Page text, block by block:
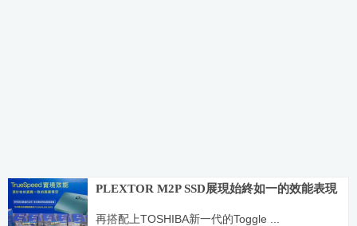
PLEXTOR M2P SSD展現始終如一的效能表現
再搭配上TOSHIBA新一代的Toggle ...